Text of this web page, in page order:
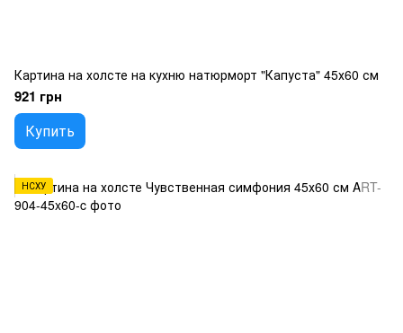
Картина на холсте на кухню натюрморт "Капуста" 45х60 см
921 грн
Купить
НСХУ